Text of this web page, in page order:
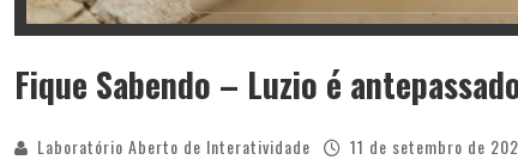
Fique Sabendo – Luzio é
Laboratório Aberto de Interatividade 11 de setembro de